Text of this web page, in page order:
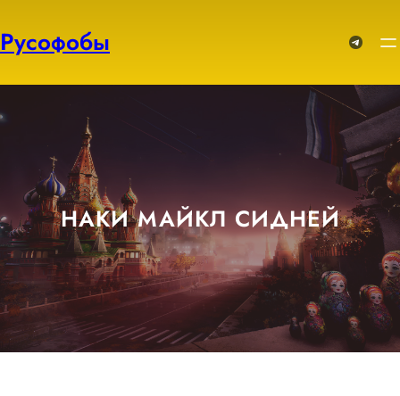
к
содержимому
Русофобы Telegram
НАКИ МАЙКЛ СИДНЕЙ